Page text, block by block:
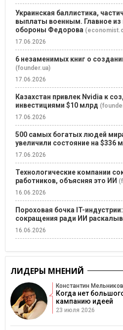
Украинская баллистика,
выплаты военным. Главное из
обороны Федорова
17.06.2026
6 незаменимых книг о
(founder.ua)
17.06.2026
Казахстан привлек Nvidia к
инвестициями $10 млрд
17.06.2026
500 самых богатых людей
увеличили состояние на $336
17.06.2026
Технологические компании
работников, объясняя это ИИ
16.06.2026
Пороховая бочка IT-
сокращения ради ИИ
16.06.2026
ЛИДЕРЫ МНЕНИЙ
Константин Мельников
Когда нет
кампанию идеей
23 июля 2026